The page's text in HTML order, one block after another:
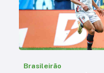
Brasileirão